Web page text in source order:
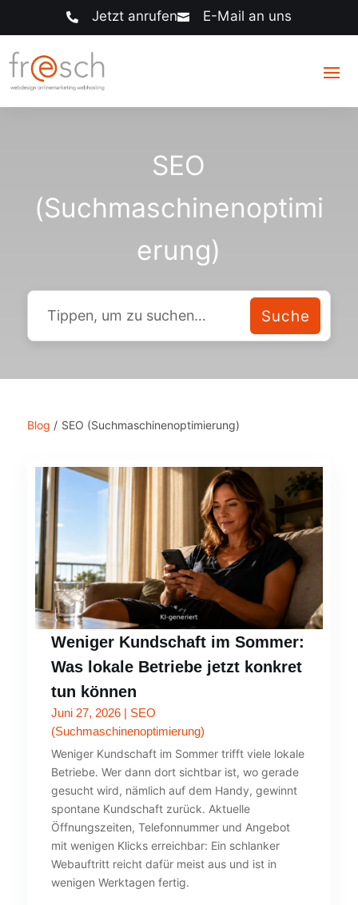
 Jetzt anrufen E-Mail an uns
SEO
(Suchmaschinenoptimi
erung)
Blog / SEO (Suchmaschinenoptimierung)
Weniger Kundschaft im Sommer:
Was lokale Betriebe jetzt konkret
tun können
Juni 27, 2026| SEO
(Suchmaschinenoptimierung)
Weniger Kundschaft im Sommer trifft viele lokale
Betriebe. Wer dann dort sichtbar ist, wo gerade
gesucht wird, nämlich auf dem Handy, gewinnt
spontane Kundschaft zurück. Aktuelle
Öffnungszeiten, Telefonnummer und Angebot
mit wenigen Klicks erreichbar: Ein schlanker
Webauftritt reicht dafür meist aus und ist in
wenigen Werktagen fertig.